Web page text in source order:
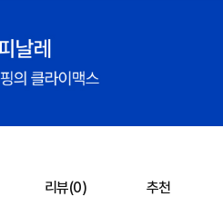
리뷰(0) 추천